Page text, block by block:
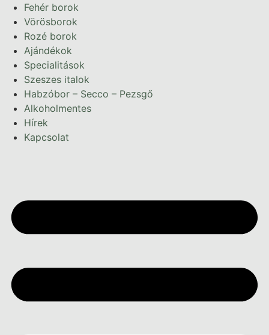
Ugrás
tartalomhoz
Fehér borok
Vörösborok
Rozé borok
Ajándékok
Specialitások
Szeszes italok
Habzóbor – Secco – Pezsgő
Alkoholmentes
Hírek
Kapcsolat